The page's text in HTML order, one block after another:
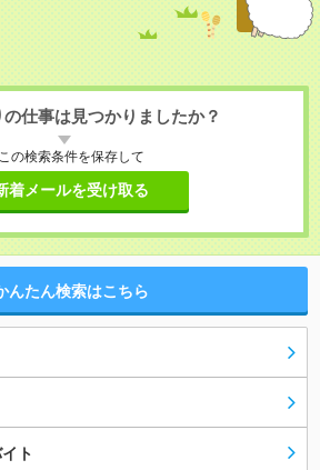
仕事は見つかりましたか？
この検索条件を保存して
着メールを受け取る
んたん検索はこちら
ト